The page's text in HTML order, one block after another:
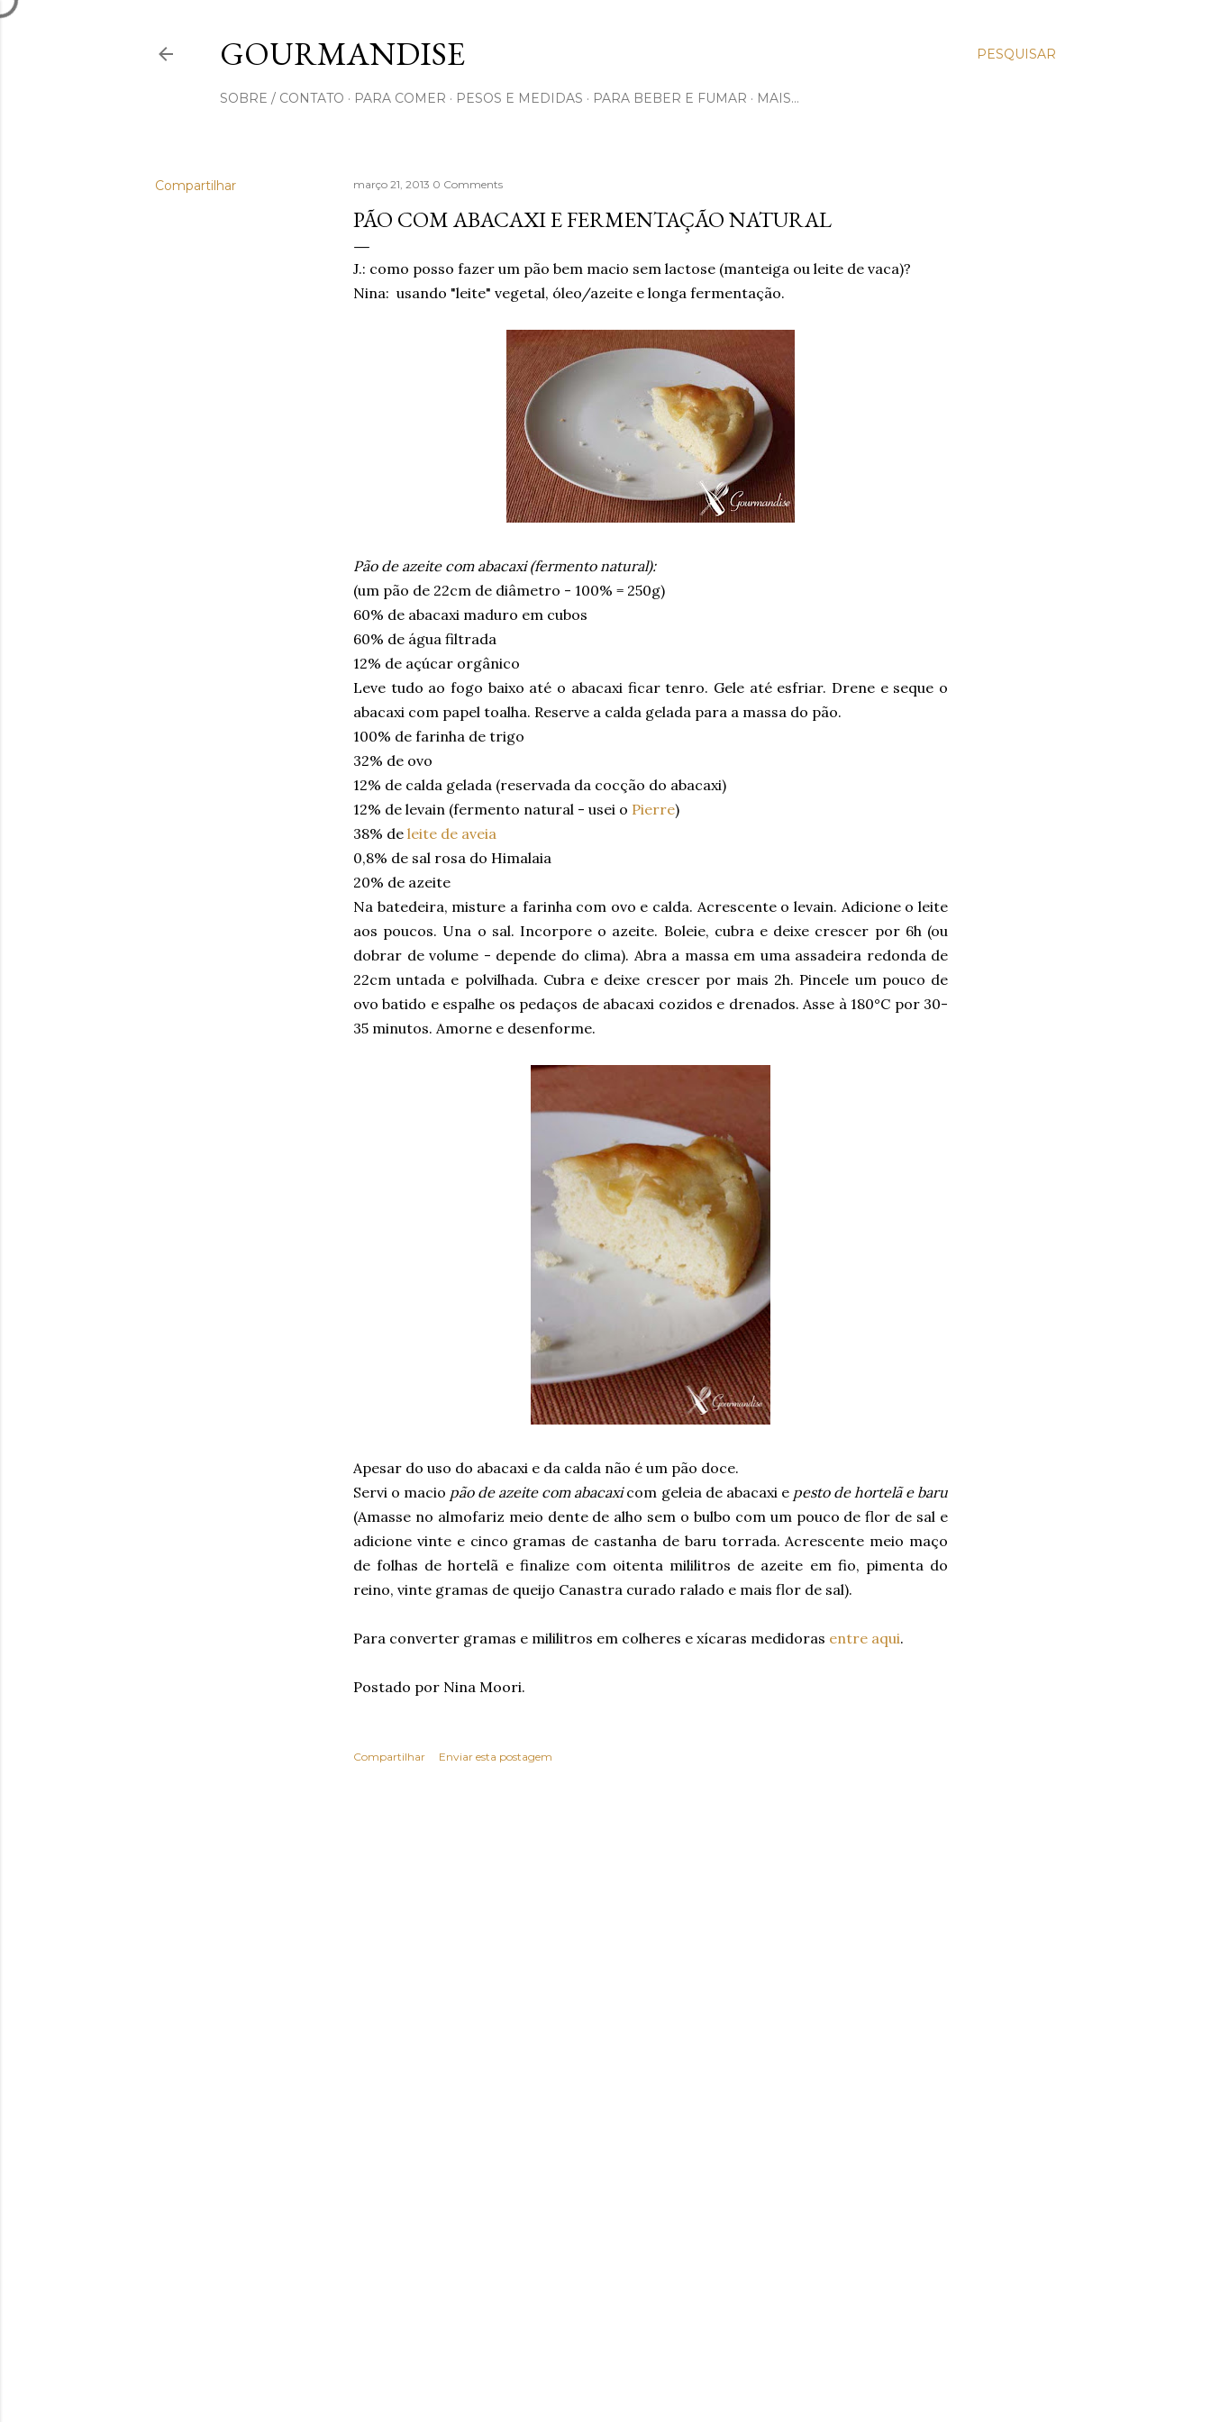
PESQUISAR
GOURMANDISE
SOBRE / CONTATO PARA COMER PESOS E MEDIDAS PARA BEBER E FUMAR MAIS…
Compartilhar março 21, 2013 0 Comments
PÃO COM ABACAXI E FERMENTAÇÃO NATURAL
J.: como posso fazer um pão bem macio sem lactose (manteiga ou leite de vaca)?
Nina: usando "leite" vegetal, óleo/azeite e longa fermentação.
Pão de azeite com abacaxi (fermento natural):
(um pão de 22cm de diâmetro - 100% = 250g)
60% de abacaxi maduro em cubos
60% de água filtrada
12% de açúcar orgânico
Leve tudo ao fogo baixo até o abacaxi ficar tenro. Gele até esfriar. Drene e seque o
abacaxi com papel toalha. Reserve a calda gelada para a massa do pão.
100% de farinha de trigo
32% de ovo
12% de calda gelada (reservada da cocção do abacaxi)
12% de levain (fermento natural - usei o Pierre)
38% de leite de aveia
0,8% de sal rosa do Himalaia
20% de azeite
Na batedeira, misture a farinha com ovo e calda. Acrescente o levain. Adicione o leite
aos poucos. Una o sal. Incorpore o azeite. Boleie, cubra e deixe crescer por 6h (ou
dobrar de volume - depende do clima). Abra a massa em uma assadeira redonda de
22cm untada e polvilhada. Cubra e deixe crescer por mais 2h. Pincele um pouco de
ovo batido e espalhe os pedaços de abacaxi cozidos e drenados. Asse à 180°C por 30-
35 minutos. Amorne e desenforme.
Apesar do uso do abacaxi e da calda não é um pão doce.
Servi o macio pão de azeite com abacaxicom geleia de abacaxi e pesto de hortelã e baru
(Amasse no almofariz meio dente de alho sem o bulbo com um pouco de flor de sal e
adicione vinte e cinco gramas de castanha de baru torrada. Acrescente meio maço
de folhas de hortelã e finalize com oitenta mililitros de azeite em fio, pimenta do
reino, vinte gramas de queijo Canastra curado ralado e mais flor de sal).
Para converter gramas e mililitros em colheres e xícaras medidoras entre aqui.
Postado por Nina Moori.
Compartilhar Enviar esta postagem